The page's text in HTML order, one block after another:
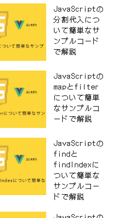
JavaScriptの
分割代入につ
いて簡単なサ
ンプルコード
で解説
JavaScriptの
mapとfilter
について簡単
なサンプルコ
ードで解説
JavaScriptの
findと
findIndexに
ついて簡単な
サンプルコー
ドで解説